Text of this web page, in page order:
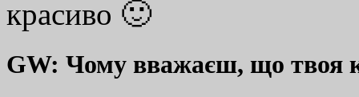
красиво 🙂
GW: Чому вважаєш, що твоя